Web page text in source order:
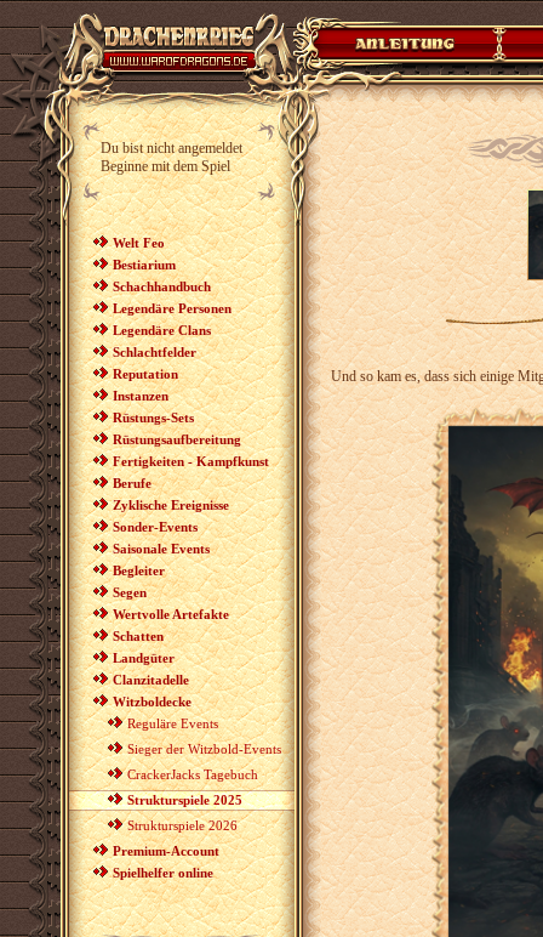
Du bist nicht angemeldet
Beginne mit dem Spiel
Welt Feo
Bestiarium
Schachhandbuch
Legendäre Personen
Legendäre Clans
Schlachtfelder
Reputation
Instanzen
Rüstungs-Sets
Rüstungsaufbereitung
Fertigkeiten - Kampfkunst
Berufe
Zyklische Ereignisse
Sonder-Events
Saisonale Events
Begleiter
Segen
Wertvolle Artefakte
Schatten
Landgüter
Clanzitadelle
Witzboldecke
Reguläre Events
Sieger der Witzbold-Events
CrackerJacks Tagebuch
Strukturspiele 2025
Strukturspiele 2026
Premium-Account
Spielhelfer online
Und so kam es, dass sich einige